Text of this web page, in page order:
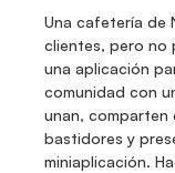
Una cafetería de
clientes, pero no
una aplicación
comunidad con
unan, comparten
bastidores y
miniaplicación.